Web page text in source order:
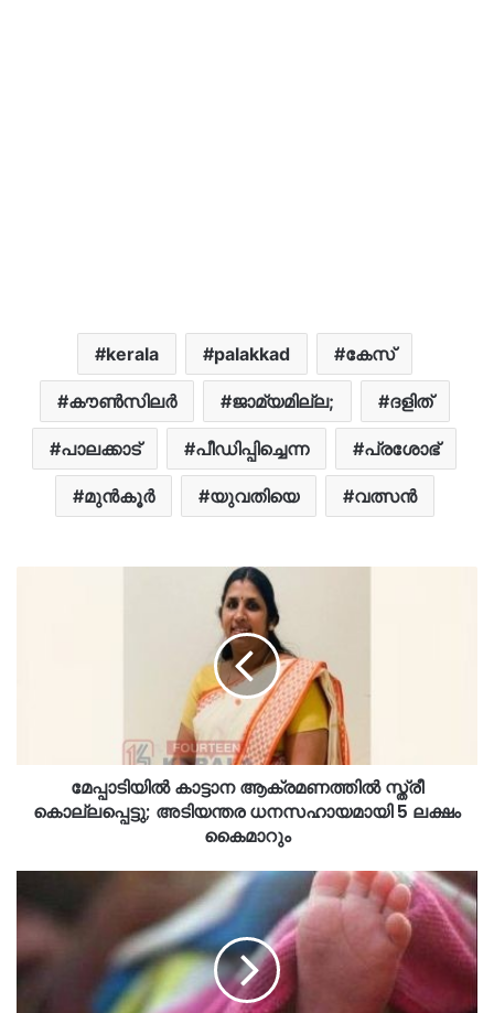
kerala palakkad കേസ്
കൗൺസിലർ ജാമ്യമില്ല; ദളിത്
പാലക്കാട് പീഡിപ്പിച്ചെന്ന പ്രശോഭ്
മുൻകൂർ യുവതിയെ വത്സൻ
മേപ്പാടിയിൽ കാട്ടാന ആക്രമണത്തിൽ സ്ത്രീ
കൊല്ലപ്പെട്ടു; അടിയന്തര ധനസഹായമായി 5 ലക്ഷം
കൈമാറും